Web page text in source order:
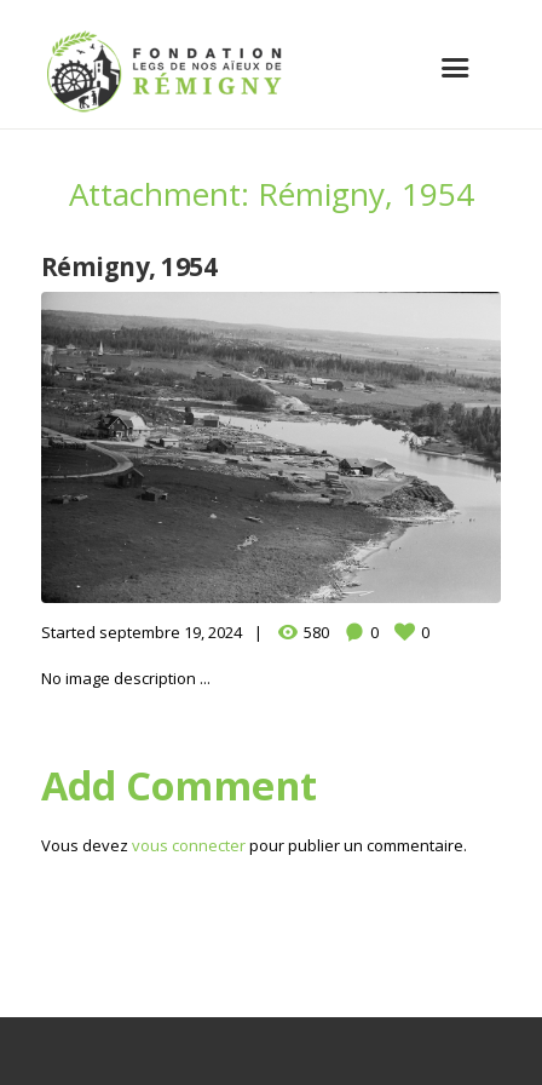
Attachment: Rémigny, 1954
Rémigny, 1954
Started septembre 19, 2024 580 0 0
No image description ...
Add Comment
Vous devez vous connecterpour publier un commentaire.